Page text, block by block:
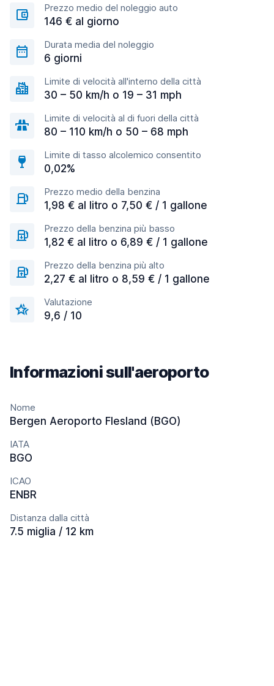
Prezzo medio del noleggio auto
146 € al giorno
Durata media del noleggio
6 giorni
Limite di velocità all'interno della città
30 – 50 km/h o 19 – 31 mph
Limite di velocità al di fuori della città
80 – 110 km/h o 50 – 68 mph
Limite di tasso alcolemico consentito
0,02%
Prezzo medio della benzina
1,98 € al litro o 7,50 € / 1 gallone
Prezzo della benzina più basso
1,82 € al litro o 6,89 € / 1 gallone
Prezzo della benzina più alto
2,27 € al litro o 8,59 € / 1 gallone
Valutazione
9,6 / 10
Informazioni sull'aeroporto
Nome
Bergen Aeroporto Flesland (BGO)
IATA
BGO
ICAO
ENBR
Distanza dalla città
7.5 miglia / 12 km